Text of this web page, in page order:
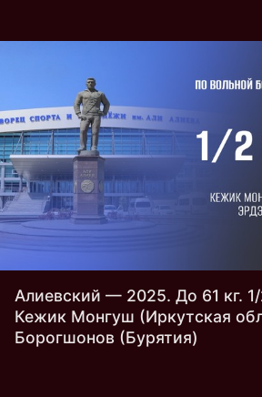
Алиевский — 2025. До 61 кг.
Кежик Монгуш (Иркутская
Борогшонов (Бурятия)